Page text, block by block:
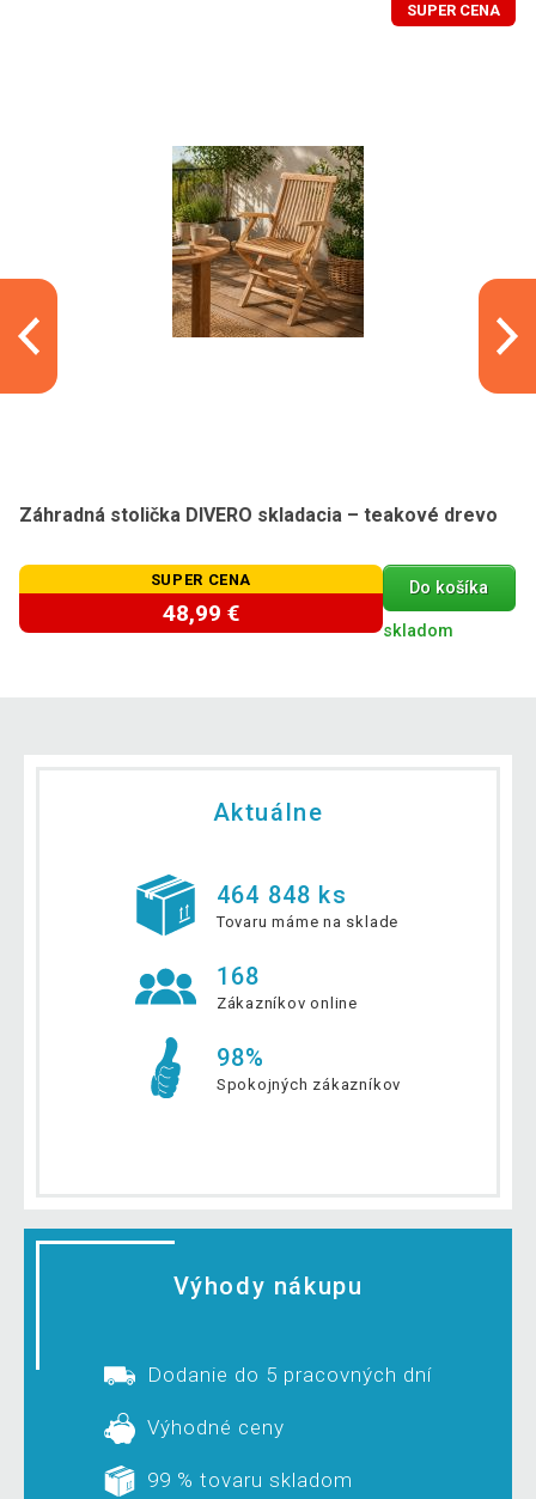
SUPER CENA
Záhradná stolička DIVERO skladacia – teakové drevo
SUPER CENA
48,99 €
Do košíka
skladom
Aktuálne
464 848 ks
Tovaru máme na sklade
168
Zákazníkov online
98%
Spokojných zákazníkov
Výhody nákupu
Dodanie do 5 pracovných dní
Výhodné ceny
99 % tovaru skladom